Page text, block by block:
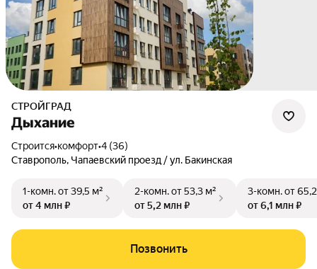
СТРОЙГРАД
Дыхание
Строится•комфорт•4 (36)
Ставрополь, Чапаевский проезд / ул. Бакинская
1-комн.от 39,5 м²
от 4 млн ₽
2-комн.от 53,3 м²
от 5,2 млн ₽
3-комн.от
от 6,1 млн ₽
Позвонить